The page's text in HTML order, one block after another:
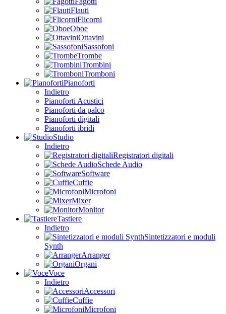
Flauti
Flicorni
Oboe
Ottavini
Sassofoni
Trombe
Trombini
Tromboni
Pianoforti
Indietro
Pianoforti Acustici
Pianoforti da palco
Pianoforti digitali
Pianoforti ibridi
Studio
Indietro
Registratori digitali
Schede Audio
Software
Cuffie
Microfoni
Mixer
Monitor
Tastiere
Indietro
Sintetizzatori e moduli
Synth
Arranger
Organi
Voce
Indietro
Accessori
Cuffie
Microfoni